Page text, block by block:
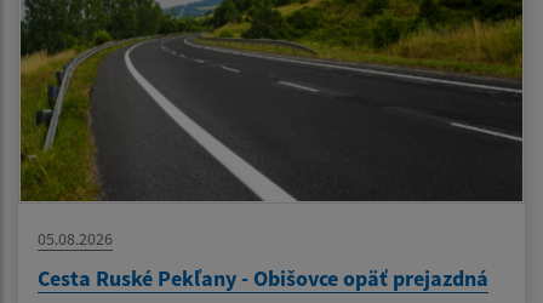
05.08.2026
Cesta Ruské Pekľany - Obišovce opäť prejazdná